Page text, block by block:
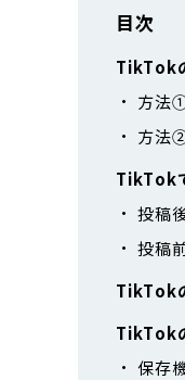
目次
TikTok
方法
方法
TikTok
投稿
投稿
TikTok
TikTok
保存